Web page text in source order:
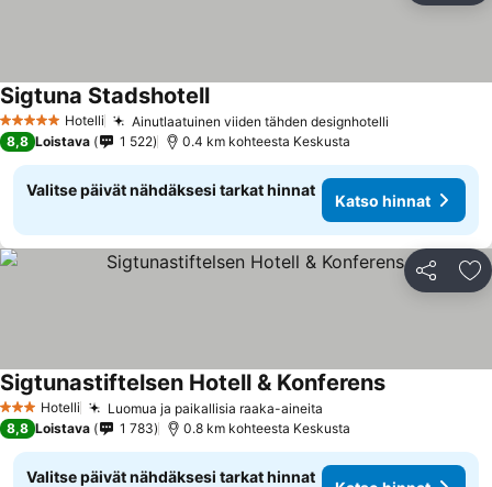
5 Tähtiluokitus
Hotelli Ainutlaatuinen viiden tähden designhotelli
Sigtuna Stadshotell
8,8 Loistava 1 522 0.4 km kohteesta Keskusta
Valitse päivät nähdäksesi tarkat hinnat
Katso hinnat
Jaa
3 Tähtiluokitus
Hotelli Luomua ja paikallisia raaka-aineita
Sigtunastiftelsen Hotell & Konferens
8,8 Loistava 1 783 0.8 km kohteesta Keskusta
Valitse päivät nähdäksesi tarkat hinnat